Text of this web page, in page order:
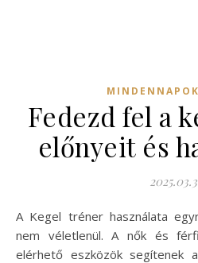
MINDENNAPOK
Fedezd fel a
előnyeit és
A Kegel tréner használata egyre népszerűbbé válik, és
nem véletlenül. A nők és
elérhető eszközök segítenek